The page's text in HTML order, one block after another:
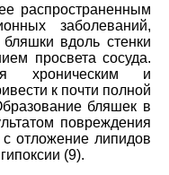
распространенным
заболеваний,
вдоль стенки
просвета сосуда.
хроническим и
к почти полной
бляшек в
повреждения
отложение липидов
(9).